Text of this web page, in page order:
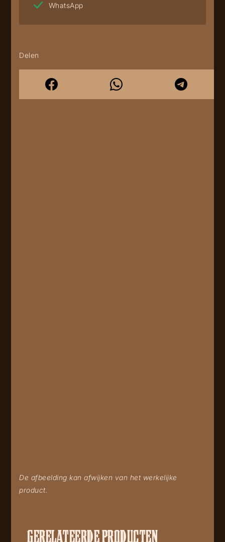
De afbeelding kan afwijken van het werkelijke
product.
WhatsApp
Delen
GERELATEERDE PRODUCTEN